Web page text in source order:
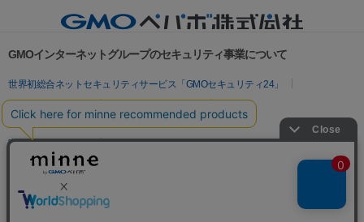
GMOインターネットグループのセキュリティ事業について
世界初総合ネットセキュリティサービス「GMOセキュリティ24」
パスワード漏洩診断
実在証明・盗聴対策
サイバー攻撃対策（GMOサイバーセキュリティ byイエラエ）
サイバー攻撃対策（GMO Flatt Security）
セキュリティ事業の軌跡